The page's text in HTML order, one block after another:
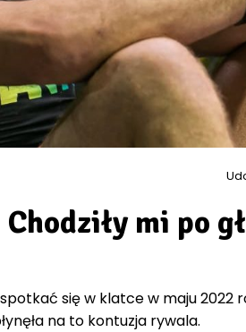
mi po
się w klatce w maju 2022
na to kontuzja rywala.